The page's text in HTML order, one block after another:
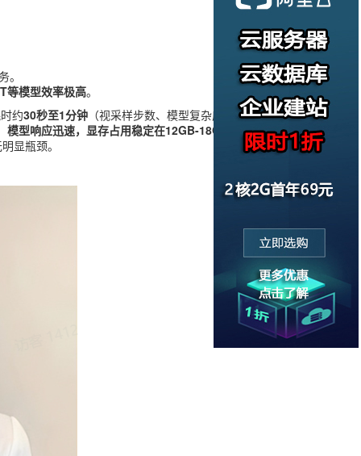
等模型效率极高。
约30秒至1分钟 （视采样步数、模型复杂度及
模型响应迅速，显存占用稳定在12GB-18GB之间，
显瓶颈。